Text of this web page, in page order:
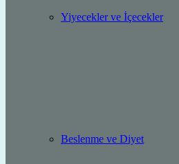
Yiyecekler ve İçecekler
Beslenme ve Diyet